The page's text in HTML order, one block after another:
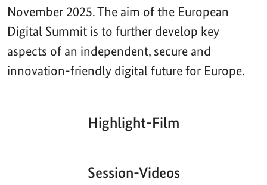
November 2025. The aim of the European
Digital Summit is to further develop key
aspects of an independent, secure and
innovation-friendly digital future for Europe.
Highlight-Film
Aktueller
00:00| 00:00
Session-Videos